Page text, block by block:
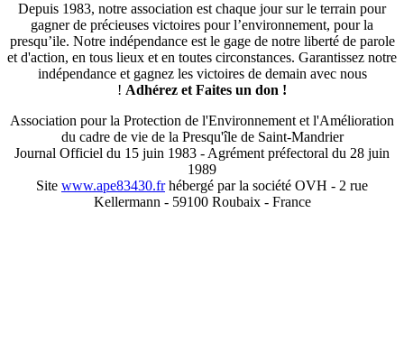
Depuis 1983, notre association est chaque jour sur le terrain pour
gagner de précieuses victoires pour l’environnement, pour la
presqu’ile. Notre indépendance est le gage de notre liberté de parole
et d'action, en tous lieux et en toutes circonstances. Garantissez notre
indépendance et gagnez les victoires de demain avec nous
! Adhérez et Faites un don !
Association pour la Protection de l'Environnement et l'Amélioration
du cadre de vie de la Presqu'île de Saint-Mandrier
Journal Officiel du 15 juin 1983 - Agrément préfectoral du 28 juin
1989
Site www.ape83430.frhébergé par la société OVH - 2 rue
Kellermann - 59100 Roubaix - France